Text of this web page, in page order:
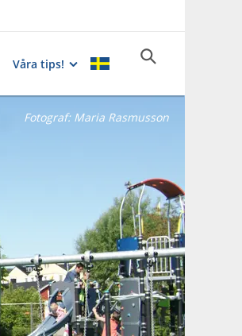
Våra tips!
Fotograf: Maria Rasmusson